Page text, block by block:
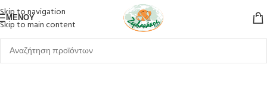
Skip to navigation
Skip to main content
ΜΕΝΟΎ